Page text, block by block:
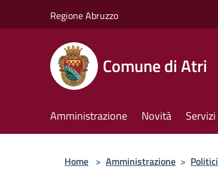
Regione Abruzzo
Comune di Atri
Amministrazione Novità Servizi
Home > Amministrazione > Politici